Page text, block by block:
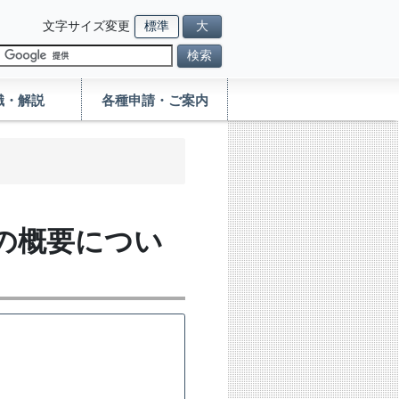
文字サイズ変更 標準 大
検索
・解説 各種申請・ご案内
概要につい